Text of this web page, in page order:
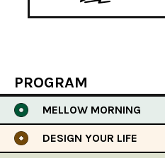
PROGRAM
MELLOW MORNING
DESIGN YOUR LIFE